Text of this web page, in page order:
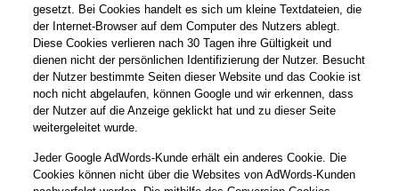
gesetzt. Bei Cookies handelt es sich um kleine Textdateien, die
der Internet-Browser auf dem Computer des Nutzers ablegt.
Diese Cookies verlieren nach 30 Tagen ihre Gültigkeit und
dienen nicht der persönlichen Identifizierung der Nutzer. Besucht
der Nutzer bestimmte Seiten dieser Website und das Cookie ist
noch nicht abgelaufen, können Google und wir erkennen, dass
der Nutzer auf die Anzeige geklickt hat und zu dieser Seite
weitergeleitet wurde.
Jeder Google AdWords-Kunde erhält ein anderes Cookie. Die
Cookies können nicht über die Websites von AdWords-Kunden